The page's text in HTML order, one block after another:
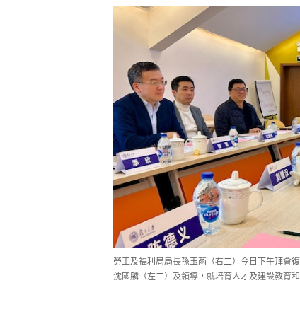
勞工及福利局局長孫玉菡（右二）今日下午拜會
沈國麟（左二）及領導，就培育人才及建設教育